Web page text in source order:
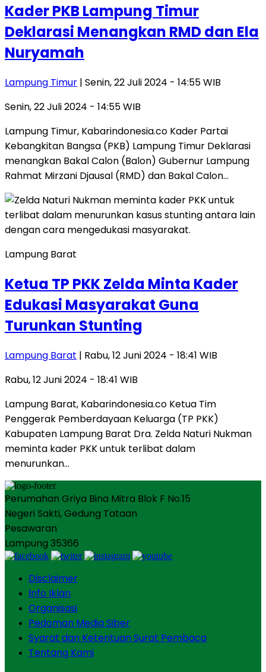
Kader PKB Lampung Timur
Deklarasi Menangkan RMD dan Ela
Nuryamah
Lampung Timur | Senin, 22 Juli 2024 - 14:55 WIB
Senin, 22 Juli 2024 - 14:55 WIB
Lampung Timur, Kabarindonesia.co Kader Partai
Kebangkitan Bangsa (PKB) Lampung Timur Deklarasi
menangkan Bakal Calon (Balon) Gubernur Lampung
Rahmat Mirzani Djausal (RMD) dan Bakal Calon…
Lampung Barat
Ketua TP PKK Zelda Minta Kader
Edukasi Masyarakat Guna
Turunkan Stunting
Lampung Barat | Rabu, 12 Juni 2024 - 18:41 WIB
Rabu, 12 Juni 2024 - 18:41 WIB
Lampung Barat, Kabarindonesia.co Ketua Tim
Penggerak Pemberdayaan Keluarga (TP PKK)
Kabupaten Lampung Barat Dra. Zelda Naturi Nukman
meminta kader PKK untuk terlibat dalam
menurunkan…
Perumahan Griya Bina Mitra Blok F No.15
Negeri Sakti, Gedung Tataan
Pesawaran
Lampung 35366
Disclaimer
Info Iklan
Organisasi
Pedoman Media Siber
Syarat dan Ketentuan Surat Pembaca
Tentang Kami